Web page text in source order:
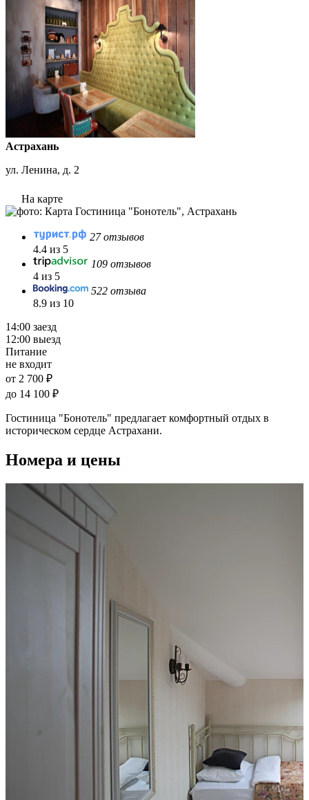
Астрахань
ул. Ленина, д. 2
На карте
27 отзывов
4.4 из 5
109 отзывов
4 из 5
522 отзыва
8.9 из 10
14:00 заезд
12:00 выезд
Питание
не входит
от 2 700 ₽
до 14 100 ₽
Гостиница "Бонотель" предлагает комфортный отдых в
историческом сердце Астрахани.
Номера и цены